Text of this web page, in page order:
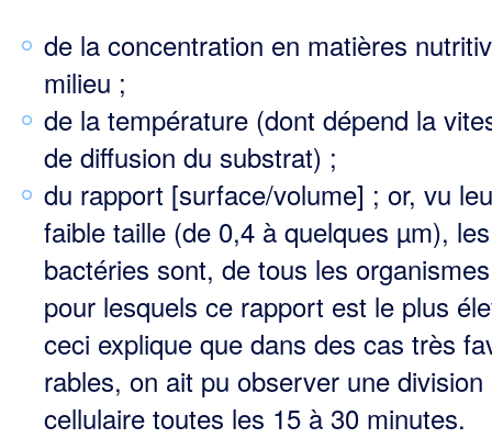
de la concentration en matières
milieu ;
de la température (dont dépend la
de diffusion du substrat) ;
du rapport [surface/volume] ; or, vu
faible taille (de 0,4 à quelques µm), les
bactéries sont, de tous les
pour lesquels ce rapport est le plus
ceci explique que dans des cas très
rables, on ait pu observer une division
cellulaire toutes les 15 à 30 minutes.